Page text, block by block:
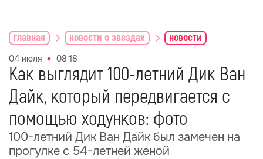
главная новости о звездах новости
04 июля 08:18
Как выглядит 100-летний Дик Ван
Дайк, который передвигается с
помощью ходунков: фото
100-летний Дик Ван Дайк был замечен на
прогулке с 54-летней женой